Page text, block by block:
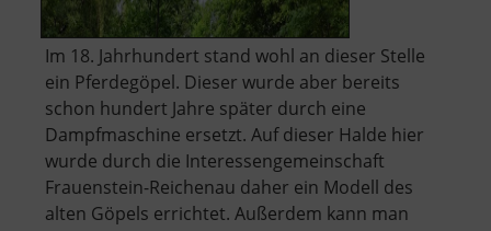
Im 18. Jahrhundert stand wohl an dieser Stelle
ein Pferdegöpel. Dieser wurde aber bereits
schon hundert Jahre später durch eine
Dampfmaschine ersetzt. Auf dieser Halde hier
wurde durch die Interessengemeinschaft
Frauenstein-Reichenau daher ein Modell des
alten Göpels errichtet. Außerdem kann man